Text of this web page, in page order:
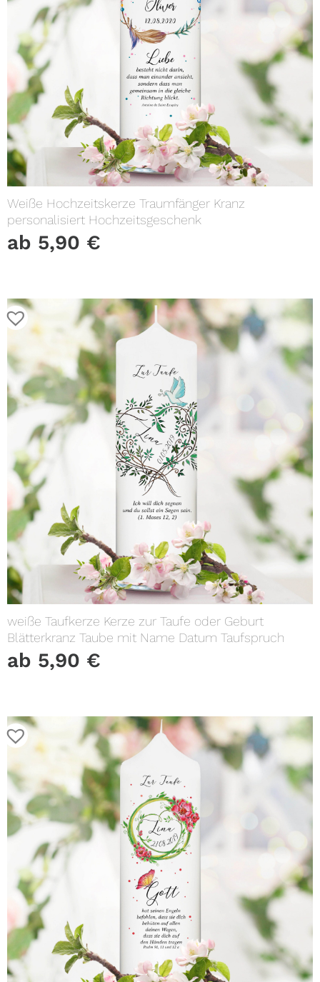
Weiße Hochzeitskerze Traumfänger Kranz
personalisiert Hochzeitsgeschenk
ab 5,90 €
weiße Taufkerze Kerze zur Taufe oder Geburt
Blätterkranz Taube mit Name Datum Taufspruch
ab 5,90 €